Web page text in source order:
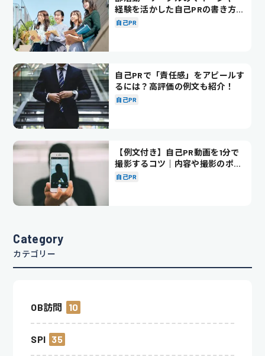
経験を活かした自己PRの書き方を
徹底解説！
自己PR
自己PRで「責任感」をアピールす
るには？高評価の例文も紹介！
自己PR
【例文付き】自己PR動画を1分で
撮影するコツ｜内容や撮影のポイ
ントも解説
自己PR
Category
カテゴリー
OB訪問 10
SPI 35